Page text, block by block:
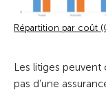
Répartition par coût
Les litiges peuvent
pas d’une